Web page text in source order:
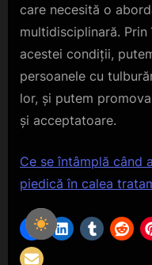
care necesită o
multidisciplinară.
acestei condiții,
persoanele cu
lor, și putem
și acceptatoare.
Ce se întâmplă când
piedică în calea